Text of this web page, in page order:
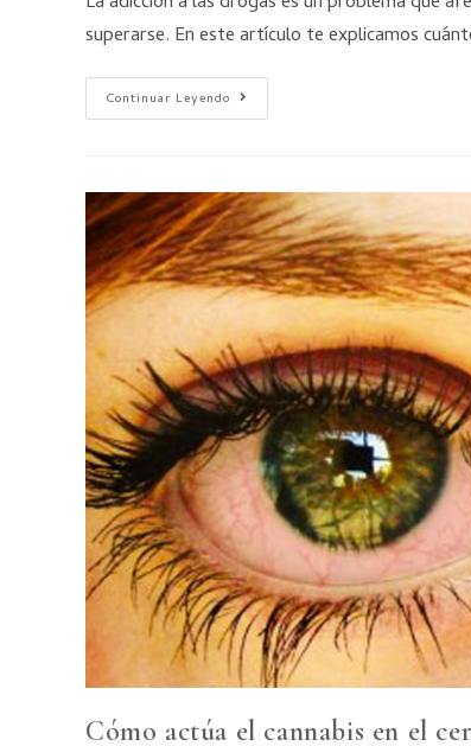
superarse. En este artículo te explicamos
Continuar Leyendo
Cómo actúa el cannabis en el